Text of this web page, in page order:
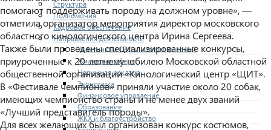
Структура
Полномочия
Кадровое обеспечение
Направления деятельности
Участникам СВО и членам их семей
Жилищная сфера
Наружная реклама
Экономика
Финансовое управление
Образование
ЖКХ и благоустройство
помогают поддерживать породу на должном уровне», —
отметила организатор мероприятия директор московского
областного кинологического центра Ирина Сергеева.
Также были проведены специализированные конкурсы,
приуроченные к 20-летнему юбилею Московской областной
общественной организации «Кинологический центр «ЩИТ».
В «Фестивале чемпионов» приняли участие около 20 собак,
имеющих чемпионство страны и не менее двух званий
«Лучший представитель породы».
Для всех желающих был организован конкурс костюмов,